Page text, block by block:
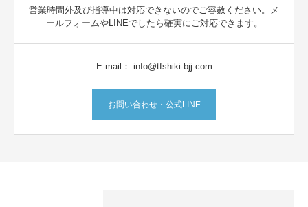
営業時間外及び指導中は対応できないのでご容赦ください。メ
ールフォームやLINEでしたら確実にご対応できます。
E-mail： info@tfshiki-bjj.com
お問い合わせ・公式LINE